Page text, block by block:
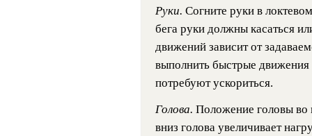
Руки. Согните руки в
бега руки должны касаться
движений зависит от
выполнить быстрые движения
потребуют ускориться.
Голова. Положение головы во
вниз голова увеличивает